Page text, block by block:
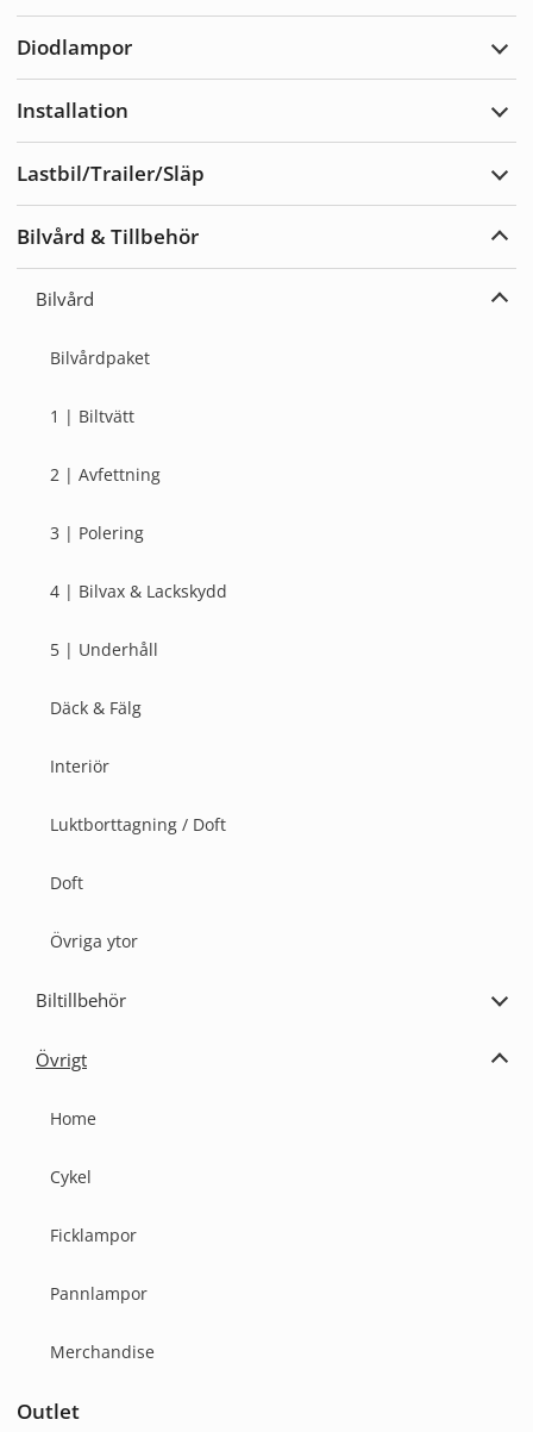
Diodlampor
Installation
Lastbil/Trailer/Släp
Bilvård & Tillbehör
Bilvård
Bilvårdpaket
1 | Biltvätt
2 | Avfettning
3 | Polering
4 | Bilvax & Lackskydd
5 | Underhåll
Däck & Fälg
Interiör
Luktborttagning / Doft
Doft
Övriga ytor
Biltillbehör
Övrigt
Home
Cykel
Ficklampor
Pannlampor
Merchandise
Outlet